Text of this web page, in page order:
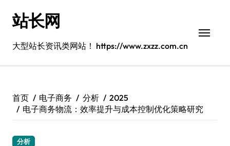
站长网
大型站长资讯类网站！ https://www.zxzz.com.cn
首页 电子商务 分析
2025
电子商务物流：效率提升与成本控制优化策略研究
分析